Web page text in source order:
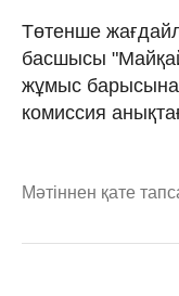
Төтенше
басшысы
жұмыс барысына
комиссия
Мәтіннен қате